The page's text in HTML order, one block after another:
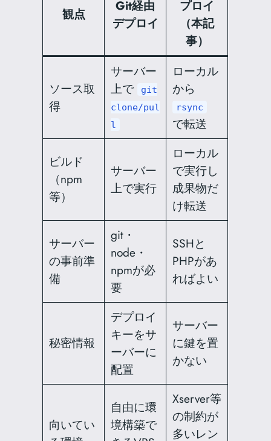
観点
Git経由
デプロイ
プロイ
（本記
事）
ソース取
得
サーバー
上で
git
clone/pul
l
ローカル
から
rsync
で転送
ビルド
（npm
等）
サーバー
上で実行
ローカル
で実行し
成果物だ
け転送
サーバー
の事前準
備
git・
node・
npmが必
要
SSHと
PHPがあ
ればよい
秘密情報
デプロイ
キーをサ
ーバーに
配置
サーバー
に鍵を置
かない
向いてい
自由に環
境構築で
Xserver等
の制約が
多いレン